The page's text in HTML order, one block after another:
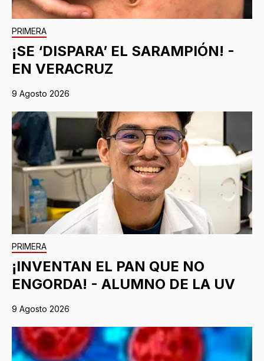
PRIMERA
¡SE ‘DISPARA’ EL SARAMPIÓN! -
EN VERACRUZ
9 Agosto 2026
PRIMERA
¡INVENTAN EL PAN QUE NO
ENGORDA! - ALUMNO DE LA UV
9 Agosto 2026